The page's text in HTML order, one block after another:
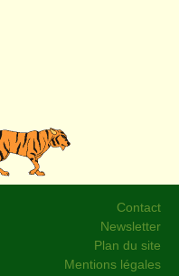
Contact
Newsletter
Plan du site
Mentions légales